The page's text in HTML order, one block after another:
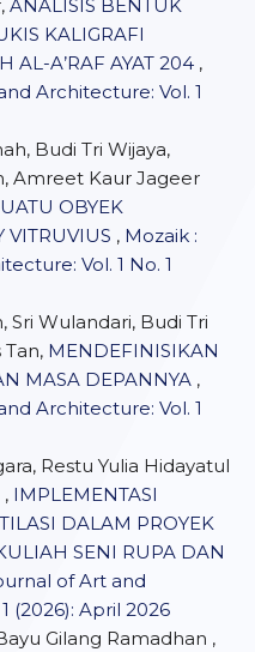
ANALISIS BENTUK
KALIGRAFI
AL-A’RAF AYAT 204 ,
Architecture: Vol. 1
Budi Tri Wijaya,
Amreet Kaur Jageer
OBYEK
VITRUVIUS , Mozaik :
Vol. 1 No. 1
Sri Wulandari, Budi Tri
MENDEFINISIKAN
MASA DEPANNYA ,
Architecture: Vol. 1
Restu Yulia Hidayatul
IMPLEMENTASI
DALAM PROYEK
SENI RUPA DAN
of Art and
(2026): April 2026
Gilang Ramadhan ,